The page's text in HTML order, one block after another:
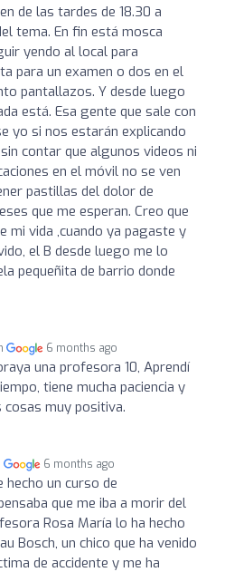
de las tardes de 18.30 a
tema. En fin está mosca
yendo al local para
para un examen o dos en el
pantallazos. Y desde luego
está. Esa gente que sale con
yo si nos estarán explicando
contar que algunos videos ni
en el móvil no se ven
pastillas del dolor de
que me esperan. Creo que
mi vida ,cuando ya pagaste y
el B desde luego me lo
pequeñita de barrio donde
6 months ago
una profesora 10, Aprendí
tiene mucha paciencia y
muy positiva.
6 months ago
hecho un curso de
que me iba a morir del
Rosa María lo ha hecho
Bosch, un chico que ha venido
de accidente y me ha